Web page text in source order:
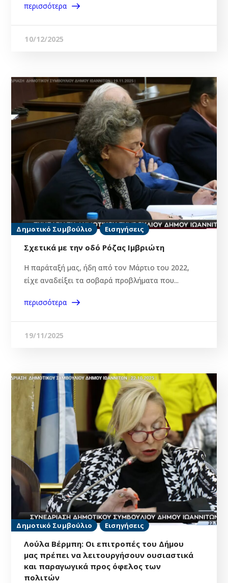
περισσότερα
10/12/2025
Δημοτικό Συμβούλιο Εισηγήσεις
Σχετικά με την οδό Ρόζας Ιμβριώτη
Η παράταξή μας, ήδη από τον Μάρτιο του 2022,
είχε αναδείξει τα σοβαρά προβλήματα που...
περισσότερα
19/11/2025
Δημοτικό Συμβούλιο Εισηγήσεις
Λούλα Βέρμπη: Οι επιτροπές του Δήμου
μας πρέπει να λειτουργήσουν ουσιαστικά
και παραγωγικά προς όφελος των
πολιτών